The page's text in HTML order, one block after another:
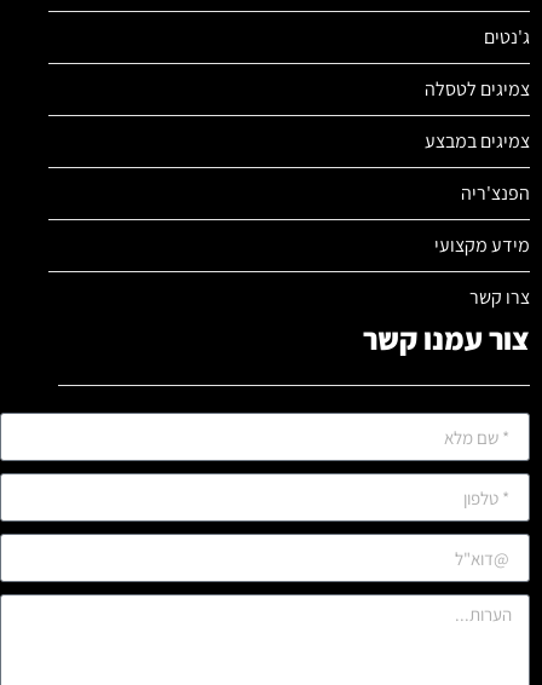
ג'נטים
צמיגים לטסלה
צמיגים במבצע
הפנצ'ריה
מידע מקצועי
צרו קשר
צור עמנו קשר